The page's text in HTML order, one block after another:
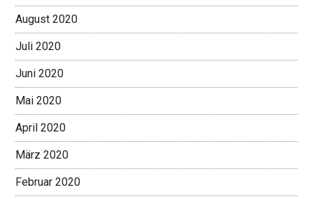
August 2020
Juli 2020
Juni 2020
Mai 2020
April 2020
März 2020
Februar 2020